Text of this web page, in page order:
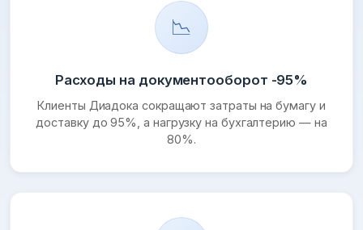
📉
Расходы на документооборот -95%
Клиенты Диадока сокращают затраты на бумагу и
доставку до 95%, а нагрузку на бухгалтерию — на
80%.